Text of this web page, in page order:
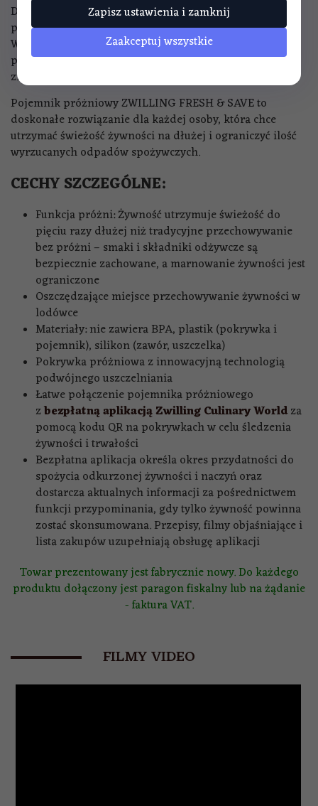
Dzięki temu zawsze będziesz mieć świeże produkty do
przygotowania kanapek czy przystawek na obiad.
Wykonany z wysokiej jakości tworzywa sztucznego
pojemnik jest łatwy do czyszczenia - można go myć w
zmywarce.
Pojemnik próżniowy ZWILLING FRESH & SAVE to
doskonałe rozwiązanie dla każdej osoby, która chce
utrzymać świeżość żywności na dłużej i ograniczyć ilość
wyrzucanych odpadów spożywczych.
CECHYSZCZEGÓLNE:
Funkcja próżni: Żywność utrzymuje świeżość do
pięciu razy dłużej niż tradycyjne przechowywanie
bez próżni – smaki i składniki odżywcze są
bezpiecznie zachowane, a marnowanie żywności jest
ograniczone
Oszczędzające miejsce przechowywanie żywności w
lodówce
Materiały: nie zawieraBPA, plastik (pokrywka i
pojemnik), silikon (zawór, uszczelka)
Pokrywka próżniowa z innowacyjną technologią
podwójnego uszczelniania
Łatwe połączenie pojemnika próżniowego
zbezpłatną aplikacją Zwilling Culinary Worldza
pomocą kodu QR na pokrywkach w celu śledzenia
żywności i trwałości
Bezpłatna aplikacja określa okres przydatności do
spożycia odkurzonej żywności i naczyń oraz
dostarcza aktualnych informacji za pośrednictwem
funkcji przypominania, gdy tylko żywność powinna
zostać skonsumowana. Przepisy, filmy objaśniające i
lista zakupów uzupełniają obsługę aplikacji
Towar prezentowany jest fabrycznie nowy. Do każdego
produktu dołączony jest paragon fiskalny lub na żądanie
- faktura VAT.
FILMY VIDEO
Zapisz ustawienia i zamknij
Zaakceptuj wszystkie